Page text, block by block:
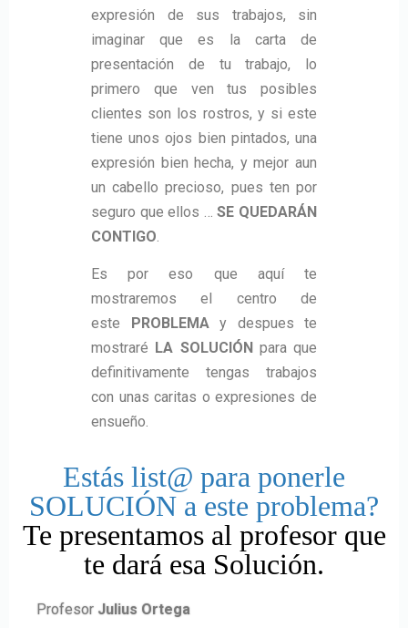
expresión de sus trabajos, sin
imaginar que es la carta de
presentación de tu trabajo, lo
primero que ven tus posibles
clientes son los rostros, y si este
tiene unos ojos bien pintados, una
expresión bien hecha, y mejor aun
un cabello precioso, pues ten por
seguro que ellos …SE QUEDARÁN
CONTIGO
Es por eso que aquí te
mostraremos el centro de
este PROBLEMAy despues te
mostraré LA SOLUCIÓNpara que
definitivamente tengas trabajos
con unas caritas o expresiones de
ensueño.
Estás list@ para ponerle
SOLUCIÓN a este problema?
Te presentamos al profesor que
te dará esa Solución.
Profesor Julius Ortega